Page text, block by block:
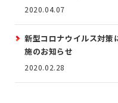
2020.04.07
新型コロナウイルス対策
施のお知らせ
2020.02.28